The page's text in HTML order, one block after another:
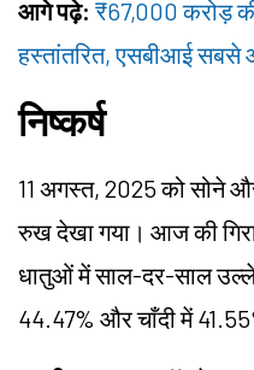
आगे पढ़े: ₹67,000 करोड़
हस्तांतरित, एसबीआई सबसे
निष्कर्ष
11 अगस्त, 2025 को सोने
रुख देखा गया। आज की
धातुओं में साल-दर-साल
44.47% और चाँदी में